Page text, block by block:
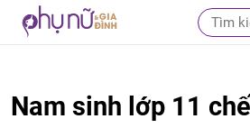
Nam sinh lớp 11